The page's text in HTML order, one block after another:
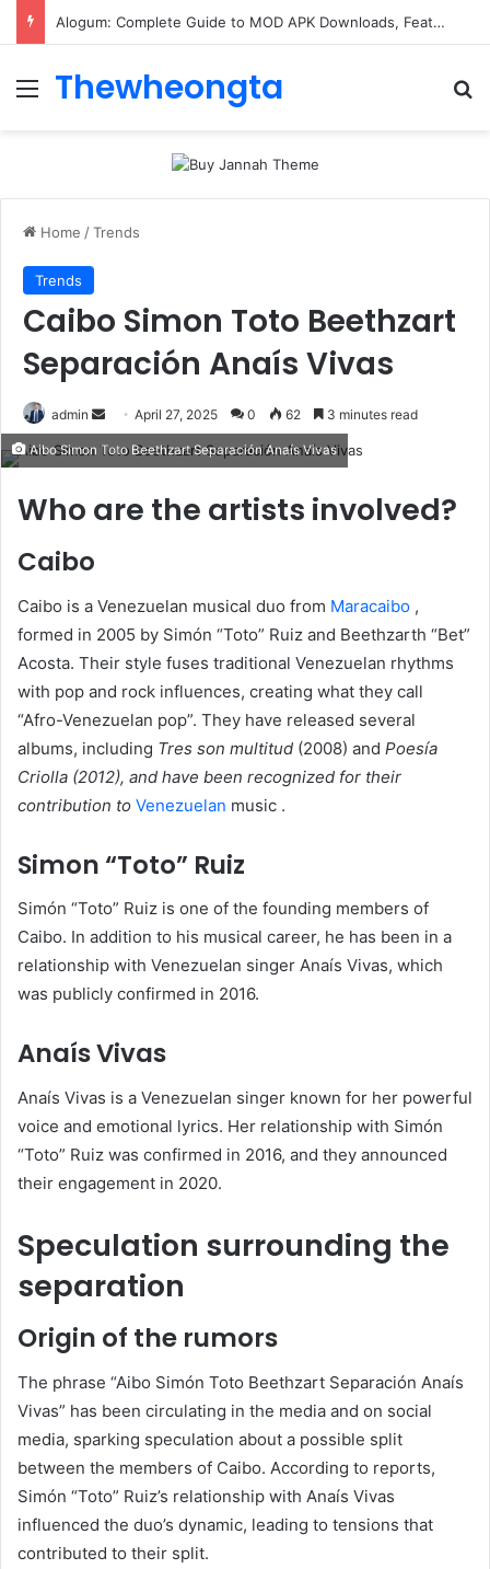
Alogum: Complete Guide to MOD APK Downloads, Features, and Risks
Menu
Thewheongta
Home /Trends
Trends
Caibo Simon Toto Beethzart
Separación Anaís Vivas
admin
Send
email
April 27, 2025 0 62 3 minutes read
Aibo Simon Toto Beethzart Separación Anaís Vivas
Who are the artists involved?
Caibo
Caibo is a Venezuelan musical duo from Maracaibo ,
formed in 2005 by Simón “Toto” Ruiz and Beethzarth “Bet”
Acosta. Their style fuses traditional Venezuelan rhythms
with pop and rock influences, creating what they call
“Afro-Venezuelan pop”. They have released several
albums, including Tres son multitud (2008) and Poesía
Criolla (2012), and have been recognized for their
contribution to Venezuelan music .
Simon “Toto” Ruiz
Simón “Toto” Ruiz is one of the founding members of
Caibo. In addition to his musical career, he has been in a
relationship with Venezuelan singer Anaís Vivas, which
was publicly confirmed in 2016.
Anaís Vivas
Anaís Vivas is a Venezuelan singer known for her powerful
voice and emotional lyrics. Her relationship with Simón
“Toto” Ruiz was confirmed in 2016, and they announced
their engagement in 2020.
Speculation surrounding the
separation
Origin of the rumors
The phrase “Aibo Simón Toto Beethzart Separación Anaís
Vivas” has been circulating in the media and on social
media, sparking speculation about a possible split
between the members of Caibo. According to reports,
Simón “Toto” Ruiz’s relationship with Anaís Vivas
influenced the duo’s dynamic, leading to tensions that
contributed to their split.